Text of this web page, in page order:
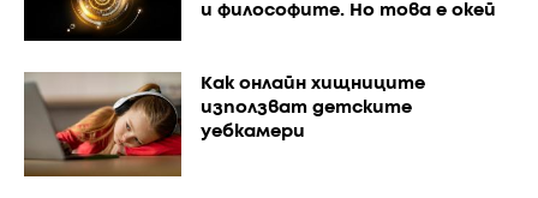
и философите. Но това е окей
Как онлайн хищниците
използват детските
уебкамери